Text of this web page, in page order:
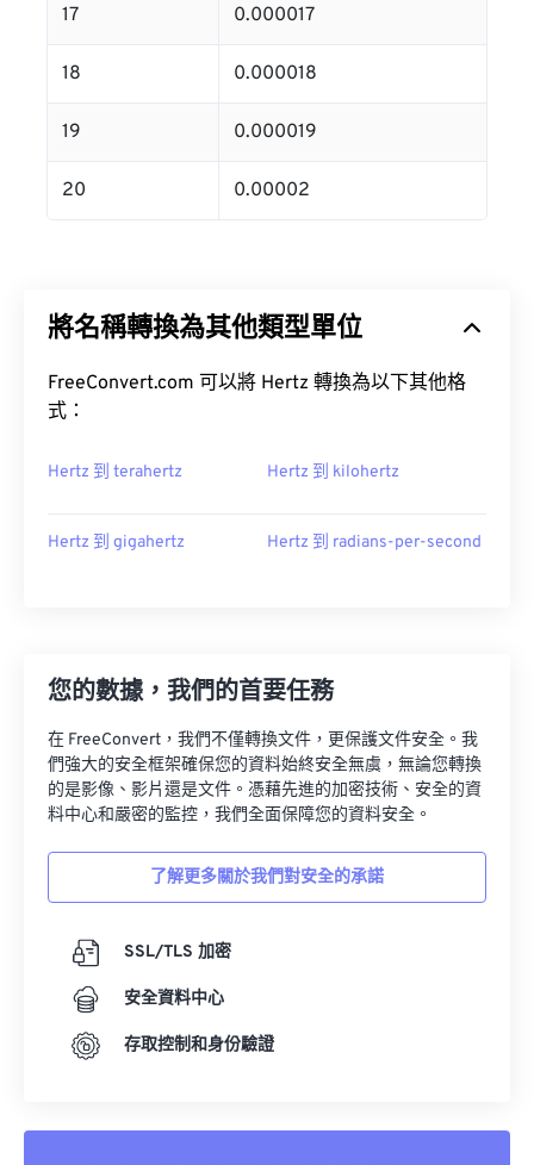
17 0.000017
18 0.000018
19 0.000019
20 0.00002
將名稱轉換為其他類型單位
FreeConvert.com 可以將 Hertz 轉換為以下其他格
式：
Hertz 到 terahertz Hertz 到 kilohertz
Hertz 到 gigahertz Hertz 到 radians-per-second
您的數據，我們的首要任務
在 FreeConvert，我們不僅轉換文件，更保護文件安全。我
們強大的安全框架確保您的資料始終安全無虞，無論您轉換
的是影像、影片還是文件。憑藉先進的加密技術、安全的資
料中心和嚴密的監控，我們全面保障您的資料安全。
了解更多關於我們對安全的承諾
SSL/TLS 加密
安全資料中心
存取控制和身份驗證